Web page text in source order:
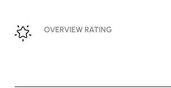
OVERVIEW RATING